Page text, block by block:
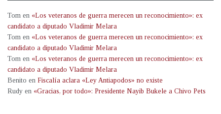
Tom en «Los veteranos de guerra merecen un reconocimiento»: ex
candidato a diputado Vladimir Melara
Tom en «Los veteranos de guerra merecen un reconocimiento»: ex
candidato a diputado Vladimir Melara
Tom en «Los veteranos de guerra merecen un reconocimiento»: ex
candidato a diputado Vladimir Melara
Benito en Fiscalía aclara «Ley Antiapodos» no existe
Rudy en «Gracias, por todo»: Presidente Nayib Bukele a Chivo Pets